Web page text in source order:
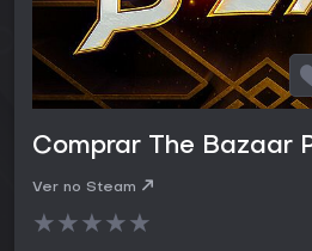
Comprar The Bazaar
Ver no Steam
★★★★★